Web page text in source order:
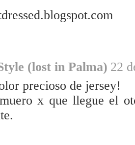
(lost in Palma) 22
precioso de jersey!
x que llegue el